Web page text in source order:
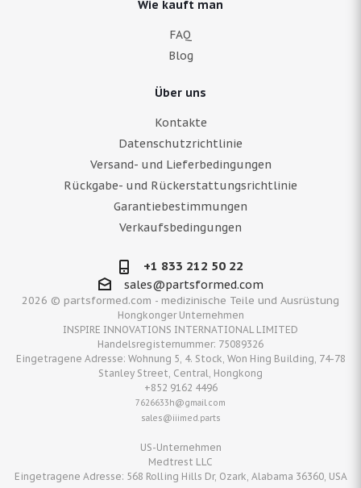
2026 © partsformed.com - medizinische Teile und Ausrüstung
Hongkonger Unternehmen
INSPIRE INNOVATIONS INTERNATIONAL LIMITED
Handelsregisternummer: 75089326
Eingetragene Adresse: Wohnung 5, 4. Stock, Won Hing Building, 74-78
Stanley Street, Central, Hongkong
+852 9162 4496
7626633h@gmail.com
sales@iiimed.parts
US-Unternehmen
Medtrest LLC
Eingetragene Adresse: 568 Rolling Hills Dr, Ozark, Alabama 36360, USA
Wie kauft man
FAQ
Blog
Über uns
Kontakte
Datenschutzrichtlinie
Versand- und Lieferbedingungen
Rückgabe- und Rückerstattungsrichtlinie
Garantiebestimmungen
Verkaufsbedingungen
+1 833 212 50 22
sales@partsformed.com